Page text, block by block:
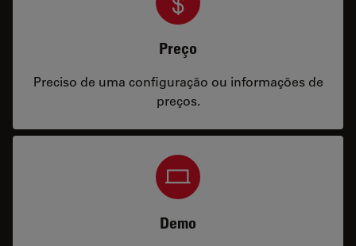
Preço
Preciso de uma configuração ou informações de
preços.
Demo